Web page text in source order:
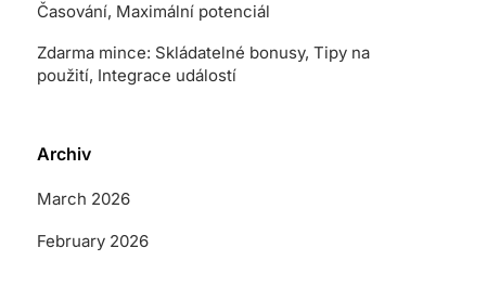
Časování, Maximální potenciál
Zdarma mince: Skládatelné bonusy, Tipy na
použití, Integrace událostí
Archiv
March 2026
February 2026